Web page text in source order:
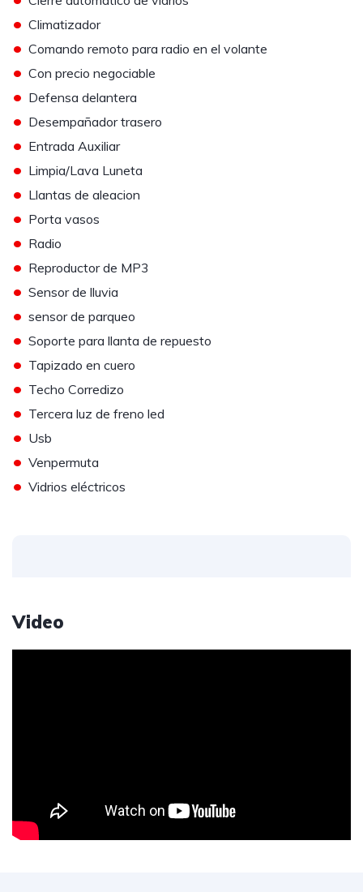
• Climatizador
• Comando remoto para radio en el volante
• Con precio negociable
• Defensa delantera
• Desempañador trasero
• Entrada Auxiliar
• Limpia/Lava Luneta
• Llantas de aleacion
• Porta vasos
• Radio
• Reproductor de MP3
• Sensor de lluvia
• sensor de parqueo
• Soporte para llanta de repuesto
• Tapizado en cuero
• Techo Corredizo
• Tercera luz de freno led
• Usb
• Venpermuta
• Vidrios eléctricos
Video